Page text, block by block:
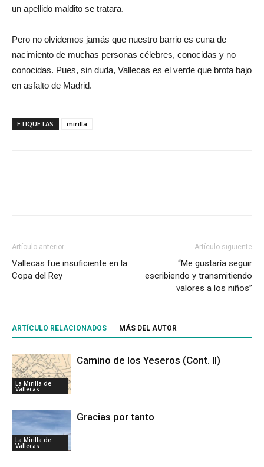
un apellido maldito se tratara.
Pero no olvidemos jamás que nuestro barrio es cuna de
nacimiento de muchas personas célebres, conocidas y no
conocidas. Pues, sin duda, Vallecas es el verde que brota bajo
en asfalto de Madrid.
ETIQUETAS mirilla
Artículo anterior
Vallecas fue insuficiente en la
Copa del Rey
Artículo siguiente
“Me gustaría seguir
escribiendo y transmitiendo
valores a los niños”
ARTÍCULO RELACIONADOS MÁS DEL AUTOR
La Mirilla de
Vallecas
Camino de los Yeseros (Cont. II)
La Mirilla de
Vallecas
Gracias por tanto